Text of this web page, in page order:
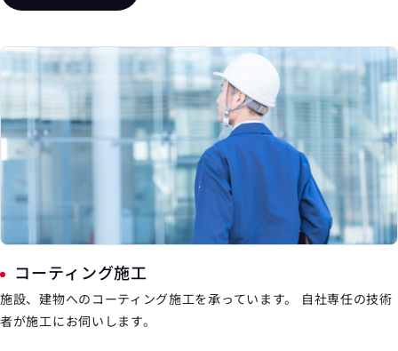
コーティング施工
施設、建物へのコーティング施工を承っています。 自社専任の技術
者が施工にお伺いします。